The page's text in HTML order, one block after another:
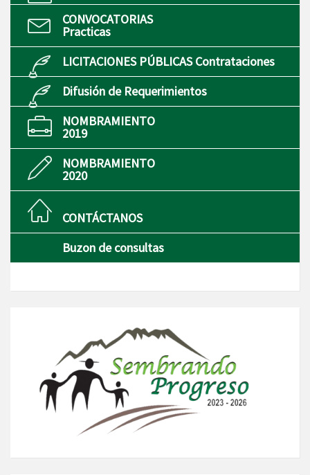
CONVOCATORIAS
Practicas
LICITACIONES PÚBLICAS Contrataciones
Difusión de Requerimientos
NOMBRAMIENTO
2019
NOMBRAMIENTO
2020
CONTÁCTANOS
Buzon de consultas